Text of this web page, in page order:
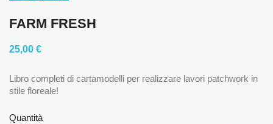
FARM FRESH
25,00 €
Libro completi di cartamodelli per realizzare lavori patchwork in
stile floreale!
Quantità